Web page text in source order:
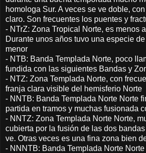
homologa Sur. A veces se ve doble,
claro. Son frecuentes los puentes y
- NTrZ: Zona Tropical Norte, es menos
Durante unos años tuvo una especie
menor
- NTB: Banda Templada Norte, poco
fundida con las siguientes Bandas y
- NTZ: Zona Templada Norte, con
franja clara visible del hemisferio Norte
- NNTB: Banda Templada Norte Norte
partida en tramos y muchas fusionada
- NNTZ: Zona Templada Norte Norte,
cubierta por la fusión de las dos
ve. Otras veces es una fina zona bien
- NNNTB: Banda Templada Norte